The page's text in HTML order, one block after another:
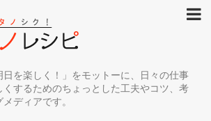
を楽しく！」をモットーに、日々の仕事
するためのちょっとした工夫やコツ、考
ディアです。